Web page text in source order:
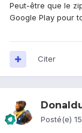
Peut-être que le
Google Play pour
Citer
Posté(e)